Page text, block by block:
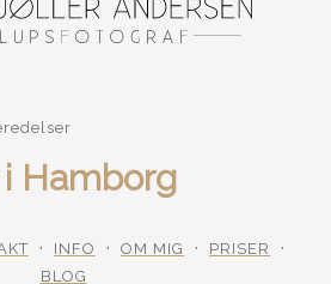
Hamborg
INFO OM MIG
PRISER
BLOG